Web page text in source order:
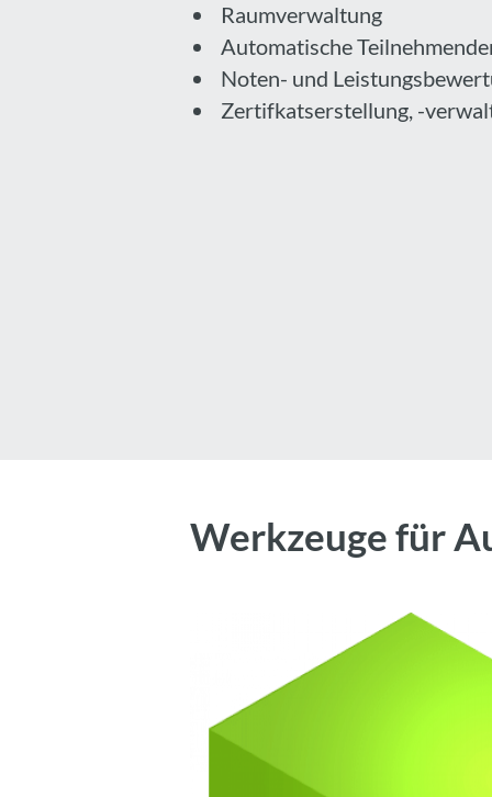
Raumverwaltung
Automatische
Noten- und
Zertifkatserstellung, -
Werkzeuge für